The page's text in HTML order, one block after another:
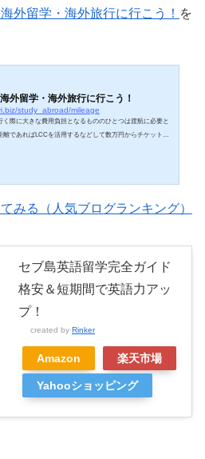
外留学・海外旅行に行こう！ を
外留学・海外旅行に行こう！
study_abroad/mileage
く際に大きな費用負担となるもののひとつは渡航に必要と
離であればLCCを活用するなどして数万円からチケットを
ためにはお金がかかる・・・でもお金が...
みる（人気ブログランキング）
セブ島英語留学完全ガイド
格安＆短期間で英語力アッ
プ！
created by Rinker
Amazon 楽天市場
Yahooショッピング